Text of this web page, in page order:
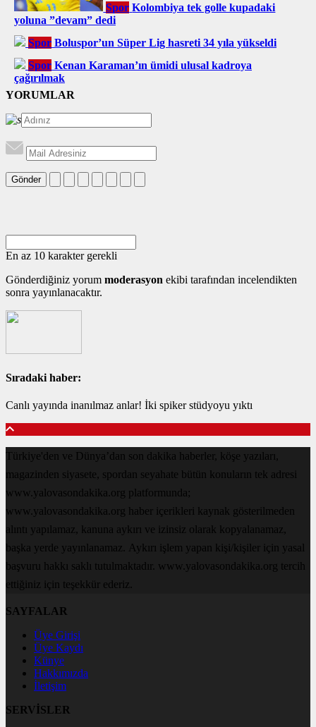
Spor Kolombiya tek golle kupadaki
yoluna ”devam” dedi
Spor Boluspor’un Süper Lig hasreti 34 yıla yükseldi
Spor Kenan Karaman’ın ümidi ulusal kadroya
çağırılmak
YORUMLAR
Gönder
En az 10 karakter gerekli
Gönderdiğiniz yorum moderasyon ekibi tarafından incelendikten
sonra yayınlanacaktır.
Sıradaki haber:
Canlı yayında inanılmaz anlar! İki spiker stüdyoyu yıktı
Türkiye'den ve Dünya’dan son dakika haberler, köşe yazıları,
magazinden siyasete, spordan seyahate bütün konuların tek adresi
www.yalovasondakika.org platformunda;
www.yalovasondakika.org haber içerikleri kaynak gösterilmeden
alıntı yapılamaz, kanuna aykırı ve izinsiz olarak kopyalanamaz,
başka yerde yayınlanamaz. Aykırı işlem yapan kişi/kişiler için yasal
başvuru hakkı saklı tutulmaktadır. www.yalovasondakika.org tercih
ettiğiniz için teşekkür ederiz.
SAYFALAR
Üye Girişi
Üye Kaydı
Künye
Hakkımızda
İletişim
SERVİSLER